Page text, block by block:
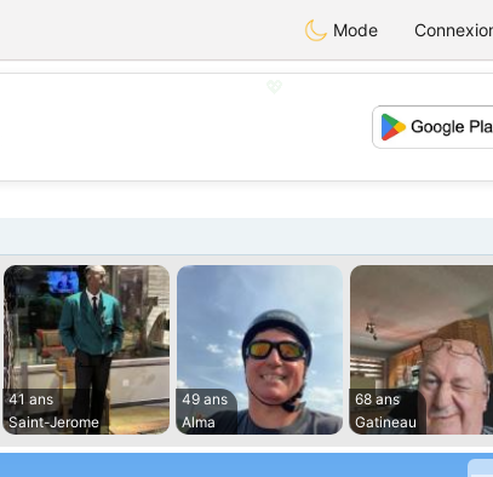
Mode
41 ans
Saint-Jerome
49 ans
Alma
68 ans
Gatineau